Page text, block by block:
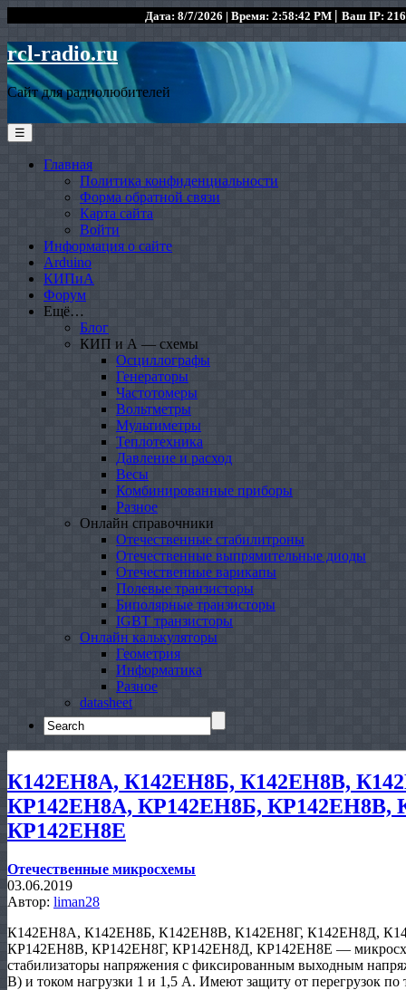
Дата: 8/7/2026 | Время: 2:58:42 PM | Ваш IP:
rcl-radio.ru
Сайт для радиолюбителей
☰
Главная
Политика конфиденциальности
Форма обратной связи
Карта сайта
Войти
Информация о сайте
Arduino
КИПиА
Форум
Ещё…
Блог
КИП и А — схемы
Осциллографы
Генераторы
Частотомеры
Вольтметры
Мультиметры
Теплотехника
Давление и расход
Весы
Комбинированные приборы
Разное
Онлайн справочники
Отечественные стабилитроны
Отечественные выпрямительные диоды
Отечественные варикапы
Полевые транзисторы
Биполярные транзисторы
IGBT транзисторы
Онлайн калькуляторы
Геометрия
Информатика
Разное
datasheet
Search
for:
К142ЕН8А, К142ЕН8Б, К142ЕН8В,
КР142ЕН8А, КР142ЕН8Б, КР142ЕН8В,
КР142ЕН8Е
Отечественные микросхемы
03.06.2019
Автор: liman28
К142ЕН8А, К142ЕН8Б, К142ЕН8В, К142ЕН8Г, К142ЕН8Д,
КР142ЕН8В, КР142ЕН8Г, КР142ЕН8Д, КР142ЕН8Е —
стабилизаторы напряжения с фиксированным выходным
В) и током нагрузки 1 и 1,5 А. Имеют защиту от перегрузок по